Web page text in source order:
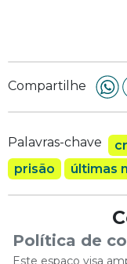
Compartilhe
Palavras-chave
prisão
últimas
Política de
Este espaço visa